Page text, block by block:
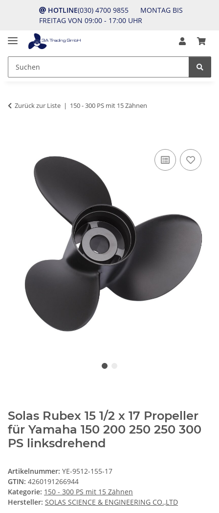
HOTLINE(030) 4700 9855 MONTAG BIS
FREITAG VON 09:00 - 17:00 UHR
Zurück zur Liste 150 - 300 PS mit 15 Zähnen
Solas Rubex 15 1/2 x 17 Propeller
für Yamaha 150 200 250 250 300
PS linksdrehend
Artikelnummer: YE-9512-155-17
GTIN: 4260191266944
Kategorie: 150 - 300 PS mit 15 Zähnen
Hersteller: SOLAS SCIENCE & ENGINEERING CO.,LTD